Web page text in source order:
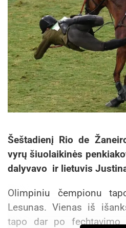
Šeštadienį Rio de
vyrų šiuolaikinės
dalyvavo ir lietuvis
Olimpiniu čempionu
Lesunas. Vienas iš
tapo dar po fechtavimo